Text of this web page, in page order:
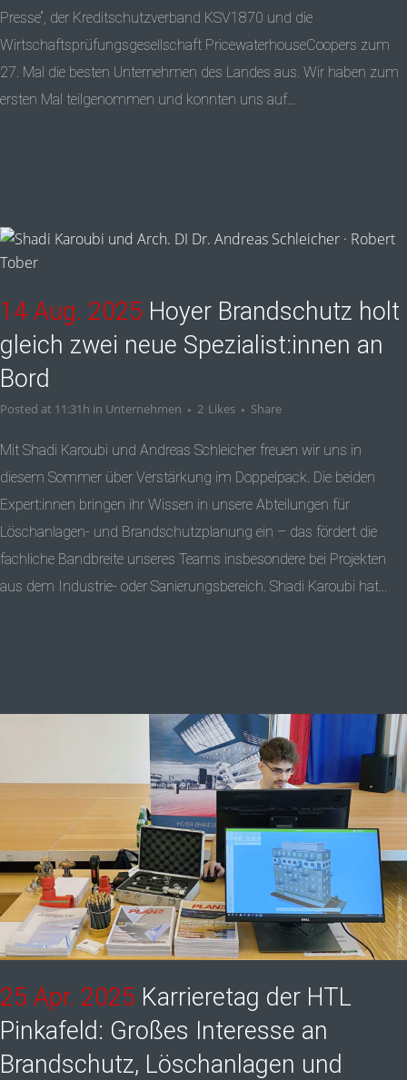
Presse“, der Kreditschutzverband KSV1870 und die
Wirtschaftsprüfungsgesellschaft PricewaterhouseCoopers zum
27. Mal die besten Unternehmen des Landes aus. Wir haben zum
ersten Mal teilgenommen und konnten uns auf...
14 Aug. 2025 Hoyer Brandschutz holt
gleich zwei neue Spezialist:innen an
Bord
Posted at 11:31h in Unternehmen 2 Likes Share
Mit Shadi Karoubi und Andreas Schleicher freuen wir uns in
diesem Sommer über Verstärkung im Doppelpack. Die beiden
Expert:innen bringen ihr Wissen in unsere Abteilungen für
Löschanlagen- und Brandschutzplanung ein – das fördert die
fachliche Bandbreite unseres Teams insbesondere bei Projekten
aus dem Industrie- oder Sanierungsbereich. Shadi Karoubi hat...
25 Apr. 2025 Karrieretag der HTL
Pinkafeld: Großes Interesse an
Brandschutz, Löschanlagen und